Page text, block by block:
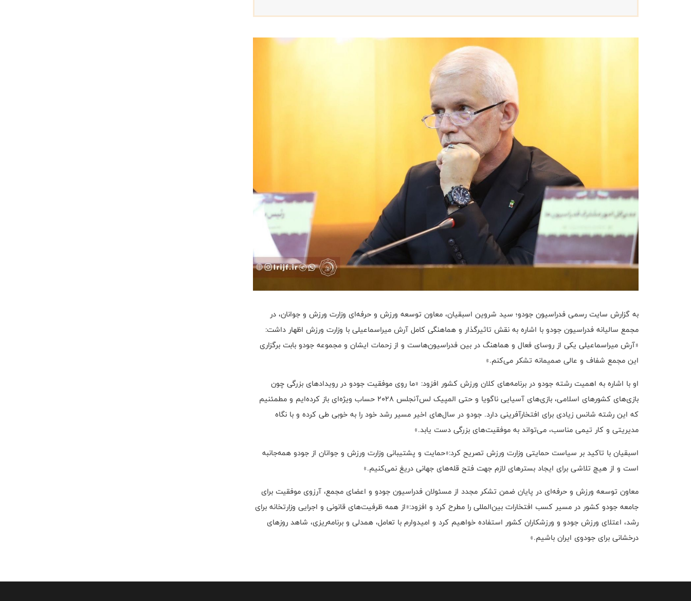
به گزارش سایت رسمی فدراسیون جودو؛ سید شروین اسبقیان، معاون توسعه ورزش و حرفه‌ای وزارت ورزش و جوانان، در
مجمع سالیانه فدراسیون جودو با اشاره به نقش تاثیرگذار و هماهنگی کامل آرش میراسماعیلی با وزارت ورزش اظهار داشت:
«آرش میراسماعیلی یکی از روسای فعال و هماهنگ در بین فدراسیون‌هاست و از زحمات ایشان و مجموعه جودو بابت برگزاری
این مجمع شفاف و عالی صمیمانه تشکر می‌کنم.»
او با اشاره به اهمیت رشته جودو در برنامه‌های کلان ورزش کشور افزود: «ما روی موفقیت جودو در رویدادهای بزرگی چون
بازی‌های کشورهای اسلامی، بازی‌های آسیایی ناگویا و حتی المپیک لس‌آنجلس ۲۰۲۸ حساب ویژه‌ای باز کرده‌ایم و مطمئنیم
که این رشته شانس زیادی برای افتخارآفرینی دارد. جودو در سال‌های اخیر مسیر رشد خود را به خوبی طی کرده و با نگاه
مدیریتی و کار تیمی مناسب، می‌تواند به موفقیت‌های بزرگی دست یابد.»
اسبقیان با تاکید بر سیاست حمایتی وزارت ورزش تصریح کرد:«حمایت و پشتیبانی وزارت ورزش و جوانان از جودو همه‌جانبه
است و از هیچ تلاشی برای ایجاد بسترهای لازم جهت فتح قله‌های جهانی دریغ نمی‌کنیم.»
معاون توسعه ورزش و حرفه‌ای در پایان ضمن تشکر مجدد از مسئولان فدراسیون جودو و اعضای مجمع، آرزوی موفقیت برای
جامعه جودو کشور در مسیر کسب افتخارات بین‌المللی را مطرح کرد و افزود:«از همه ظرفیت‌های قانونی و اجرایی وزارتخانه برای
رشد، اعتلای ورزش جودو و ورزشکاران کشور استفاده خواهیم کرد و امیدوارم با تعامل، همدلی و برنامه‌ریزی، شاهد روزهای
درخشانی برای جودوی ایران باشیم.»